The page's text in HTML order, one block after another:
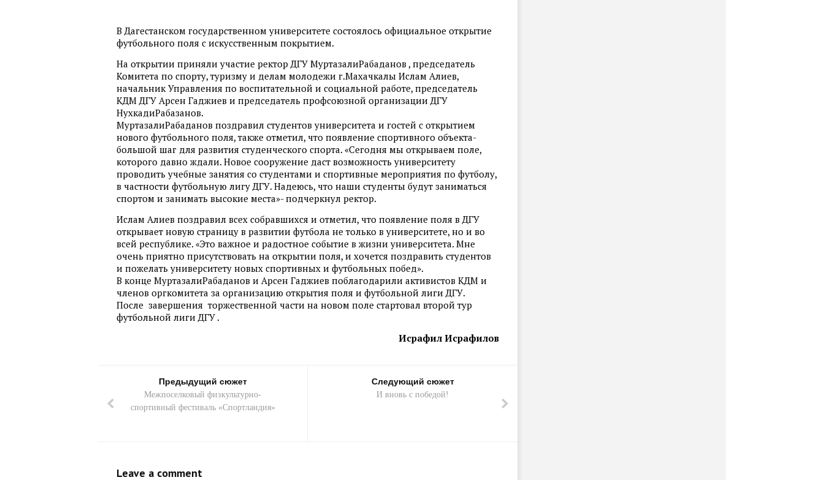
В Дагестанском государственном университете состоялось официальное открытие
футбольного поля с искусственным покрытием.
На открытии приняли участие ректор ДГУ МуртазалиРабаданов , председатель
Комитета по спорту, туризму и делам молодежи г.Махачкалы Ислам Алиев,
начальник Управления по воспитательной и социальной работе, председатель
КДМ ДГУ Арсен Гаджиев и председатель профсоюзной организации ДГУ
НухкадиРабазанов.
МуртазалиРабаданов поздравил студентов университета и гостей с открытием
нового футбольного поля, также отметил, что появление спортивного объекта-
большой шаг для развития студенческого спорта. «Сегодня мы открываем поле,
которого давно ждали. Новое сооружение даст возможность университету
проводить учебные занятия со студентами и спортивные мероприятия по футболу,
в частности футбольную лигу ДГУ. Надеюсь, что наши студенты будут заниматься
спортом и занимать высокие места»- подчеркнул ректор.
Ислам Алиев поздравил всех собравшихся и отметил, что появление поля в ДГУ
открывает новую страницу в развитии футбола не только в университете, но и во
всей республике. «Это важное и радостное событие в жизни университета. Мне
очень приятно присутствовать на открытии поля, и хочется поздравить студентов
и пожелать университету новых спортивных и футбольных побед».
В конце МуртазалиРабаданов и Арсен Гаджиев поблагодарили активистов КДМ и
членов оргкомитета за организацию открытия поля и футбольной лиги ДГУ.
После завершения торжественной части на новом поле стартовал второй тур
футбольной лиги ДГУ .
Исрафил Исрафилов
Предыдущий сюжет
Межпоселковый физкультурно-
спортивный фестиваль «Спортландия»
Следующий сюжет
И вновь с победой!
Leave a comment